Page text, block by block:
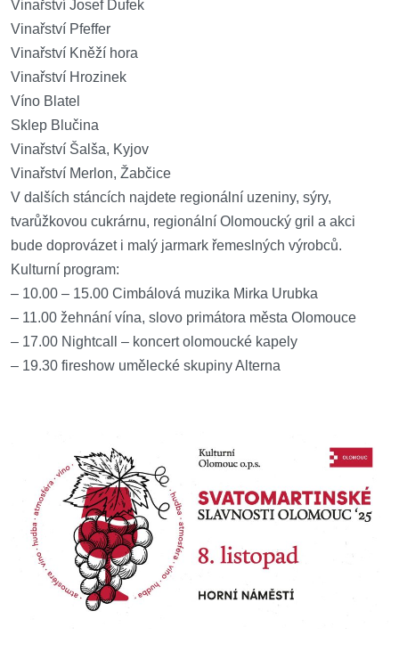
Vinařství Josef Dufek
Vinařství Pfeffer
Vinařství Kněží hora
Vinařství Hrozinek
Víno Blatel
Sklep Blučina
Vinařství Šalša, Kyjov
Vinařství Merlon, Žabčice
V dalších stáncích najdete regionální uzeniny, sýry,
tvarůžkovou cukrárnu, regionální Olomoucký gril a akci
bude doprovázet i malý jarmark řemeslných výrobců.
Kulturní program:
– 10.00 – 15.00 Cimbálová muzika Mirka Urubka
– 11.00 žehnání vína, slovo primátora města Olomouce
– 17.00 Nightcall – koncert olomoucké kapely
– 19.30 fireshow umělecké skupiny Alterna